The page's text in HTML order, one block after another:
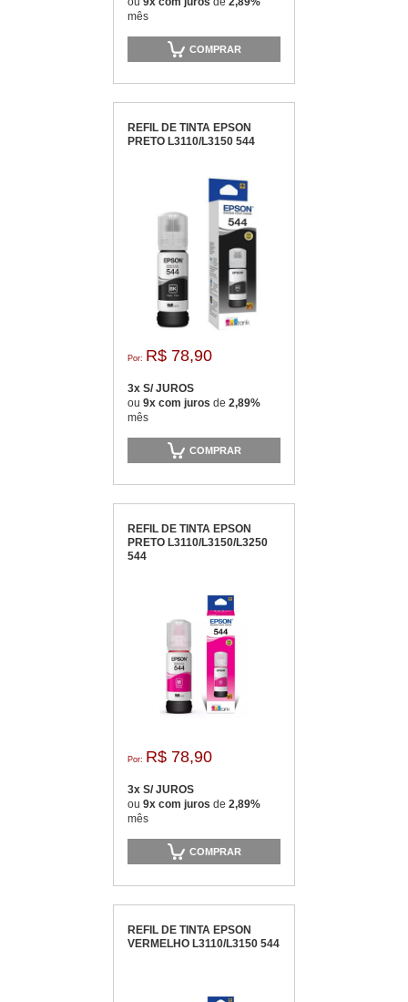
mês
COMPRAR
REFIL DE TINTA EPSON
PRETO L3110/L3150 544
Por: R$ 78,90
3x S/ JUROS
ou 9x com juros de 2,89%
mês
COMPRAR
REFIL DE TINTA EPSON
PRETO L3110/L3150/L3250
544
Por: R$ 78,90
3x S/ JUROS
ou 9x com juros de 2,89%
mês
COMPRAR
REFIL DE TINTA EPSON
VERMELHO L3110/L3150 544